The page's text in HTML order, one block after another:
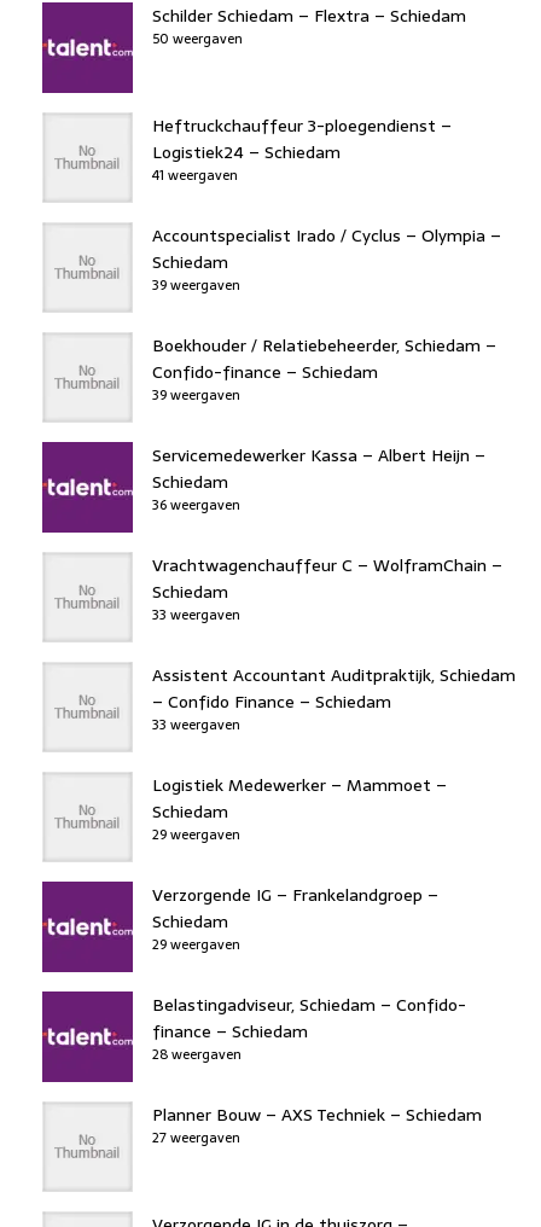
Schilder Schiedam – Flextra – Schiedam
50 weergaven
Heftruckchauffeur 3-ploegendienst –
Logistiek24 – Schiedam
41 weergaven
Accountspecialist Irado / Cyclus – Olympia –
Schiedam
39 weergaven
Boekhouder / Relatiebeheerder, Schiedam –
Confido-finance – Schiedam
39 weergaven
Servicemedewerker Kassa – Albert Heijn –
Schiedam
36 weergaven
Vrachtwagenchauffeur C – WolframChain –
Schiedam
33 weergaven
Assistent Accountant Auditpraktijk, Schiedam
– Confido Finance – Schiedam
33 weergaven
Logistiek Medewerker – Mammoet –
Schiedam
29 weergaven
Verzorgende IG – Frankelandgroep –
Schiedam
29 weergaven
Belastingadviseur, Schiedam – Confido-
finance – Schiedam
28 weergaven
Planner Bouw – AXS Techniek – Schiedam
27 weergaven